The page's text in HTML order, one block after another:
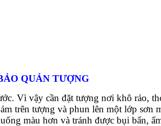
QUẢN TƯỢNG
Vì vậy cần đặt tượng nơi khô ráo,
trên tượng và phun lên một lớp sơn
màu hơn và tránh được bụi bẩn,